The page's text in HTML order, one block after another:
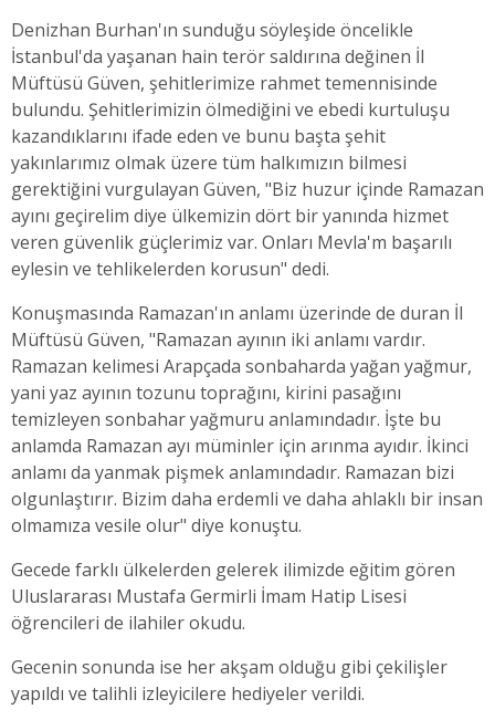
Denizhan Burhan'ın sunduğu söyleşide öncelikle
İstanbul'da yaşanan hain terör saldırına değinen İl
Müftüsü Güven, şehitlerimize rahmet temennisinde
bulundu. Şehitlerimizin ölmediğini ve ebedi kurtuluşu
kazandıklarını ifade eden ve bunu başta şehit
yakınlarımız olmak üzere tüm halkımızın bilmesi
gerektiğini vurgulayan Güven, "Biz huzur içinde Ramazan
ayını geçirelim diye ülkemizin dört bir yanında hizmet
veren güvenlik güçlerimiz var. Onları Mevla'm başarılı
eylesin ve tehlikelerden korusun" dedi.
Konuşmasında Ramazan'ın anlamı üzerinde de duran İl
Müftüsü Güven, "Ramazan ayının iki anlamı vardır.
Ramazan kelimesi Arapçada sonbaharda yağan yağmur,
yani yaz ayının tozunu toprağını, kirini pasağını
temizleyen sonbahar yağmuru anlamındadır. İşte bu
anlamda Ramazan ayı müminler için arınma ayıdır. İkinci
anlamı da yanmak pişmek anlamındadır. Ramazan bizi
olgunlaştırır. Bizim daha erdemli ve daha ahlaklı bir insan
olmamıza vesile olur" diye konuştu.
Gecede farklı ülkelerden gelerek ilimizde eğitim gören
Uluslararası Mustafa Germirli İmam Hatip Lisesi
öğrencileri de ilahiler okudu.
Gecenin sonunda ise her akşam olduğu gibi çekilişler
yapıldı ve talihli izleyicilere hediyeler verildi.